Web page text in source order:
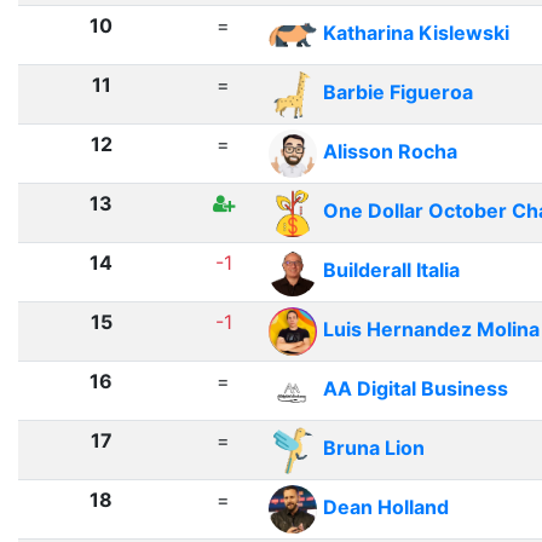
10 = Katharina Kislewski
11 = Barbie Figueroa
12 = Alisson Rocha
13 One Dollar October
14 -1 Builderall Italia
15 -1 Luis Hernandez Molina
16 = AA Digital Business
17 = Bruna Lion
18 = Dean Holland